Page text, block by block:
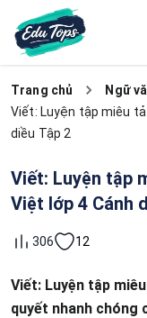
Trang chủ
Ngữ
Viết: Luyện tập miêu
diều Tập 2
Viết: Luyện tập
Việt lớp 4 Cánh
306 12
Viết: Luyện tập
quyết nhanh chóng